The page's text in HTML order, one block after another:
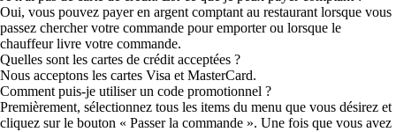
Oui, vous pouvez payer en argent comptant au restaurant lorsque vous
passez chercher votre commande pour emporter ou lorsque le
chauffeur livre votre commande.
Quelles sont les cartes de crédit acceptées ?
Nous acceptons les cartes Visa et MasterCard.
Comment puis-je utiliser un code promotionnel ?
Premièrement, sélectionnez tous les items du menu que vous désirez et
cliquez sur le bouton « Passer la commande ». Une fois que vous avez